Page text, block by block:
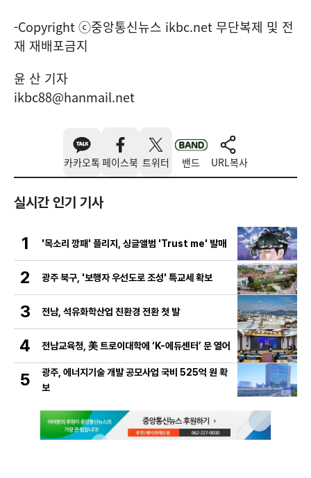
-Copyright ⓒ중앙통신뉴스 ikbc.net 무단복제 및 전
재 재배포금지
윤 산 기자
ikbc88@hanmail.net
카카오톡 페이스북 트위터 밴드 URL복사
실시간 인기 기사
1 '목소리 깡패' 플리지, 싱글앨범 'Trust me' 발매
2 광주 북구, '보행자 우선도로 조성' 특교세 확보
3 전남, 석유화학산업 친환경 전환 첫 발
4 전남교육청, 美 트로이대학에 ‘K-에듀센터’ 문 열어
5
광주, 에너지기술 개발 공모사업 국비 525억 원 확
보